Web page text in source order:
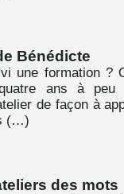
Bénédicte
une formation ?
ans à
de façon à
(…)
des mots